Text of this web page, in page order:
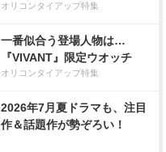
オリコンタイアップ特集
一番似合う登場人物は…
『VIVANT』限定ウオッチ
オリコンタイアップ特集
2026年7月夏ドラマも、注目
作＆話題作が勢ぞろい！